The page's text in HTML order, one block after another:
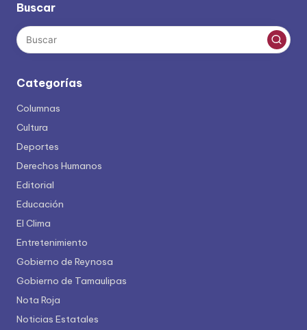
Buscar
Categorías
Columnas
Cultura
Deportes
Derechos Humanos
Editorial
Educación
El Clima
Entretenimiento
Gobierno de Reynosa
Gobierno de Tamaulipas
Nota Roja
Noticias Estatales